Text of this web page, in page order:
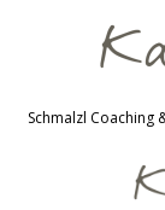
Schmalzl Coaching